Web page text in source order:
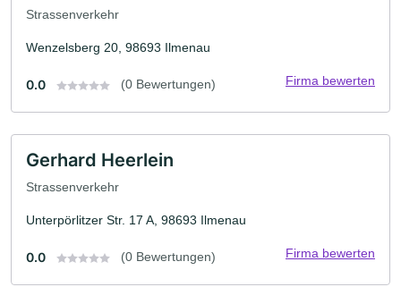
Strassenverkehr
Wenzelsberg 20, 98693 Ilmenau
0.0 (0 Bewertungen) Firma bewerten
Gerhard Heerlein
Strassenverkehr
Unterpörlitzer Str. 17 A, 98693 Ilmenau
0.0 (0 Bewertungen) Firma bewerten